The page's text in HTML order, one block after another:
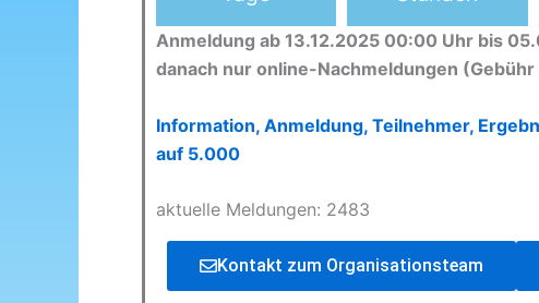
Anmeldung ab 13.12.2025 00:00 Uhr bis
danach nur online-Nachmeldungen
Information, Anmeldung, Teilnehmer,
auf 5.000
aktuelle Meldungen: 2483
Kontakt zum Organisationsteam